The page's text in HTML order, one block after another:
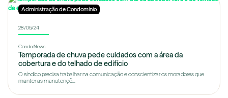
Administração de Condomínio
28/05/24
Condo News
Temporada de chuva pede cuidados com a área da
cobertura e do telhado de edifício
O síndico precisa trabalhar na comunicação e conscientizar os moradores que
manter as manutençõ...